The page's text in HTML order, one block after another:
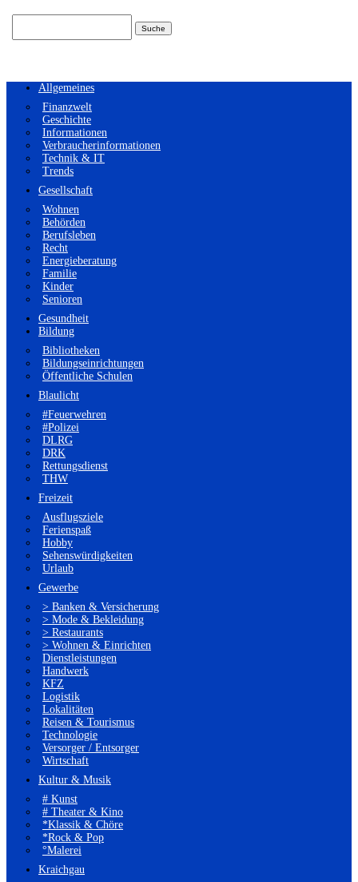
Allgemeines
Finanzwelt
Geschichte
Informationen
Verbraucherinformationen
Technik & IT
Trends
Gesellschaft
Wohnen
Behörden
Berufsleben
Recht
Energieberatung
Familie
Kinder
Senioren
Gesundheit
Bildung
Bibliotheken
Bildungseinrichtungen
Öffentliche Schulen
Blaulicht
#Feuerwehren
#Polizei
DLRG
DRK
Rettungsdienst
THW
Freizeit
Ausflugsziele
Ferienspaß
Hobby
Sehenswürdigkeiten
Urlaub
Gewerbe
> Banken & Versicherung
> Mode & Bekleidung
> Restaurants
> Wohnen & Einrichten
Dienstleistungen
Handwerk
KFZ
Logistik
Lokalitäten
Reisen & Tourismus
Technologie
Versorger / Entsorger
Wirtschaft
Kultur & Musik
# Kunst
# Theater & Kino
*Klassik & Chöre
*Rock & Pop
°Malerei
Kraichgau